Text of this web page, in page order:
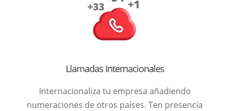
Llamadas Internacionales
Internacionaliza tu empresa añadiendo
numeraciones de otros países. Ten presencia